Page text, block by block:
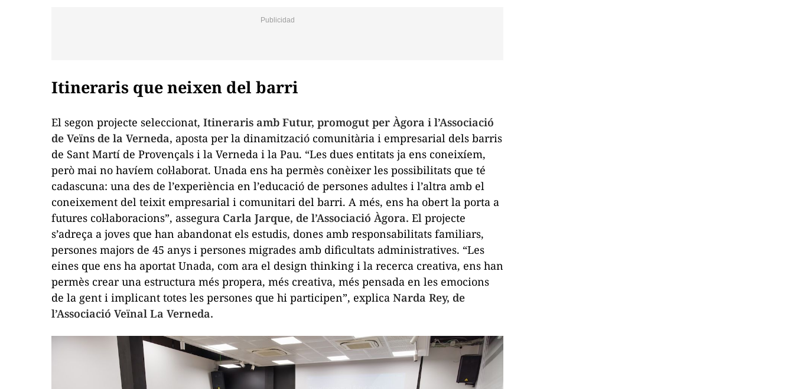
Itineraris que neixen del barri
El segon projecte seleccionat, Itineraris amb Futur, promogut per Àgora i l’Associació
de Veïns de la Verneda, aposta per la dinamització comunitària i empresarial dels barris
de Sant Martí de Provençals i la Verneda i la Pau. “Les dues entitats ja ens coneixíem,
però mai no havíem col·laborat. Unada ens ha permès conèixer les possibilitats que té
cadascuna: una des de l’experiència en l’educació de persones adultes i l’altra amb el
coneixement del teixit empresarial i comunitari del barri. A més, ens ha obert la porta a
futures col·laboracions”, assegura Carla Jarque, de l’Associació Àgora. El projecte
s’adreça a joves que han abandonat els estudis, dones amb responsabilitats familiars,
persones majors de 45 anys i persones migrades amb dificultats administratives. “Les
eines que ens ha aportat Unada, com ara el design thinking i la recerca creativa, ens han
permès crear una estructura més propera, més creativa, més pensada en les emocions
de la gent i implicant totes les persones que hi participen”, explica Narda Rey, de
l’Associació Veïnal La Verneda.